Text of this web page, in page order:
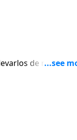
de regreso
mujer, el